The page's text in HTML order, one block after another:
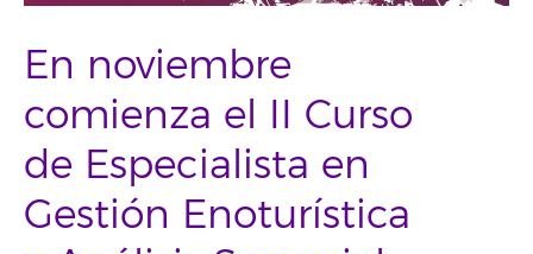
En noviembre
comienza el II Curso
de Especialista en
Gestión Enoturística